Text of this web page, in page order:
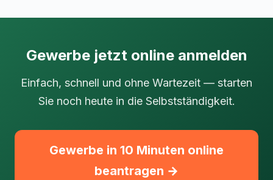
Gewerbe jetzt online anmelden
Einfach, schnell und ohne Wartezeit — starten
Sie noch heute in die Selbstständigkeit.
Gewerbe in 10 Minuten online
beantragen →